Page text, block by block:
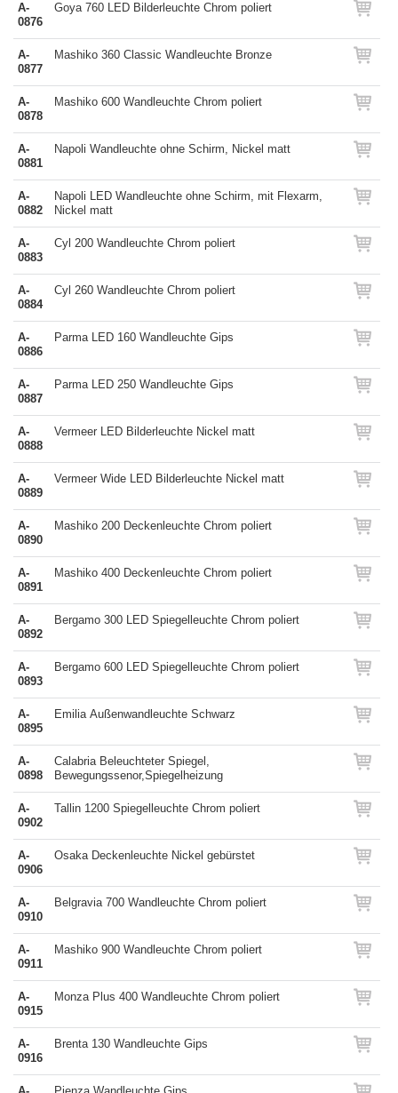
A-
0876
Goya 760 LED Bilderleuchte Chrom poliert
A-
0877
Mashiko 360 Classic Wandleuchte Bronze
A-
0878
Mashiko 600 Wandleuchte Chrom poliert
A-
0881
Napoli Wandleuchte ohne Schirm, Nickel matt
A-
0882
Napoli LED Wandleuchte ohne Schirm, mit Flexarm,
Nickel matt
A-
0883
Cyl 200 Wandleuchte Chrom poliert
A-
0884
Cyl 260 Wandleuchte Chrom poliert
A-
0886
Parma LED 160 Wandleuchte Gips
A-
0887
Parma LED 250 Wandleuchte Gips
A-
0888
Vermeer LED Bilderleuchte Nickel matt
A-
0889
Vermeer Wide LED Bilderleuchte Nickel matt
A-
0890
Mashiko 200 Deckenleuchte Chrom poliert
A-
0891
Mashiko 400 Deckenleuchte Chrom poliert
A-
0892
Bergamo 300 LED Spiegelleuchte Chrom poliert
A-
0893
Bergamo 600 LED Spiegelleuchte Chrom poliert
A-
0895
Emilia Außenwandleuchte Schwarz
A-
0898
Calabria Beleuchteter Spiegel,
Bewegungssenor,Spiegelheizung
A-
0902
Tallin 1200 Spiegelleuchte Chrom poliert
A-
0906
Osaka Deckenleuchte Nickel gebürstet
A-
0910
Belgravia 700 Wandleuchte Chrom poliert
A-
0911
Mashiko 900 Wandleuchte Chrom poliert
A-
0915
Monza Plus 400 Wandleuchte Chrom poliert
A-
0916
Brenta 130 Wandleuchte Gips